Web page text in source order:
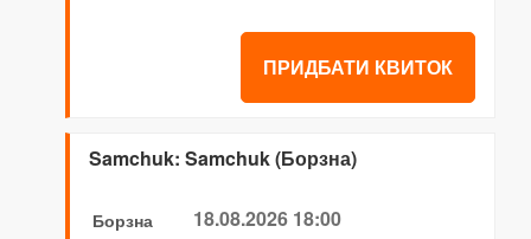
ПРИДБАТИ КВИТОК
Samchuk: Samchuk (Борзна)
Борзна 18.08.2026 18:00